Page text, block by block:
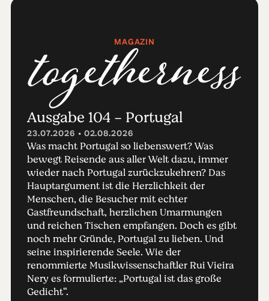
MAGAZIN
Ausgabe 104 - Portugal
23.07.2026 • 02.08.2026
Was macht Portugal so liebenswert? Was
bewegt Reisende aus aller Welt dazu, immer
wieder nach Portugal zurückzukehren? Das
Hauptargument ist die Herzlichkeit der
Menschen, die Besucher mit echter
Gastfreundschaft, herzlichen Umarmungen
und reichen Tischen empfangen. Doch es gibt
noch mehr Gründe, Portugal zu lieben. Und
seine inspirierende Seele. Wie der
renommierte Musikwissenschaftler Rui Vieira
Nery es formulierte: „Portugal ist das große
Gedicht“.